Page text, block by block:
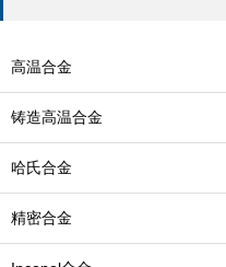
高温合金
铸造高温合金
哈氏合金
精密合金